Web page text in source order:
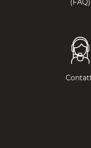
(FAQ)